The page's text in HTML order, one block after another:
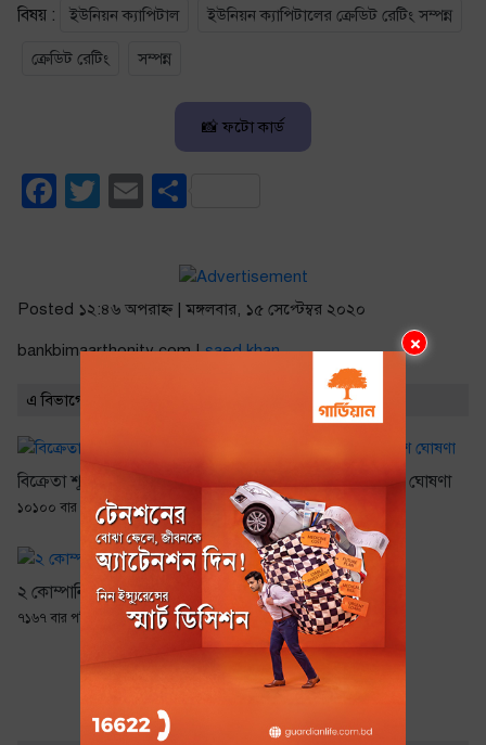
×
বিষয় : ইউনিয়ন ক্যাপিটাল ইউনিয়ন ক্যাপিটালের ক্রেডিট রেটিং সম্পন্ন
ক্রেডিট রেটিং সম্পন্ন
📸 ফটো কার্ড
Facebook
TwitterEmail
Posted ১২:৪৬ অপরাহ্ণ | মঙ্গলবার, ১৫ সেপ্টেম্বর ২০২০
bankbimaarthonity.com |saed khan
এ বিভাগের সর্বাধিক পঠিত
বিক্রেতা শূণ্য ৪ প্রতিষ্ঠান
১০১০০ বার পঠিত
যমুনা ব্যাংকের লভ্যাংশ ঘোষণা
৮৪৫০ বার পঠিত
২ কোম্পানির ডিভিডেন্ড ঘোষণা
৭১৬৭ বার পঠিত